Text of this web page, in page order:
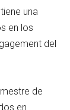
una
en los
del
de
en